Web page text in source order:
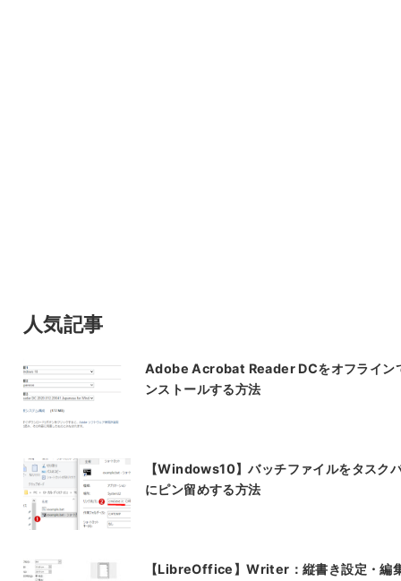
人気記事
Adobe Acrobat Reader DCをオフライン
ンストールする方法
【Windows10】バッチファイルをタスク
にピン留めする方法
【LibreOffice】Writer：縦書き設定・編